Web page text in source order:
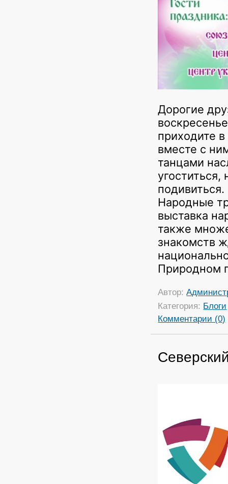
Дорогие
приходите в
вместе с
танцами
подивиться.
Народные
выставка
также
знакомств
Природном
Автор:
Категория: Блоги
Комментарии (0)